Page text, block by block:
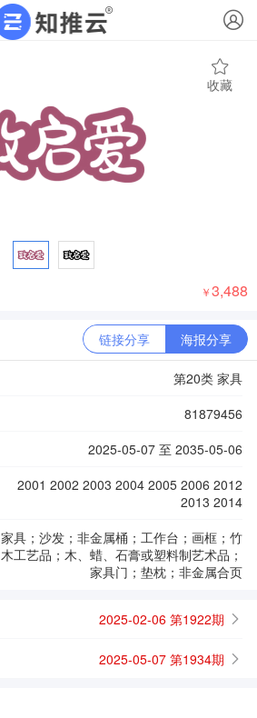
收藏
￥3,488
链接分享 海报分享
第20类 家具
81879456
2025-05-07 至 2035-05-06
2001 2002 2003 2004 2005 2006 2012
2013 2014
家具；沙发；非金属桶；工作台；画框；竹
木工艺品；木、蜡、石膏或塑料制艺术品；
家具门；垫枕；非金属合页
2025-02-06 第1922期
2025-05-07 第1934期